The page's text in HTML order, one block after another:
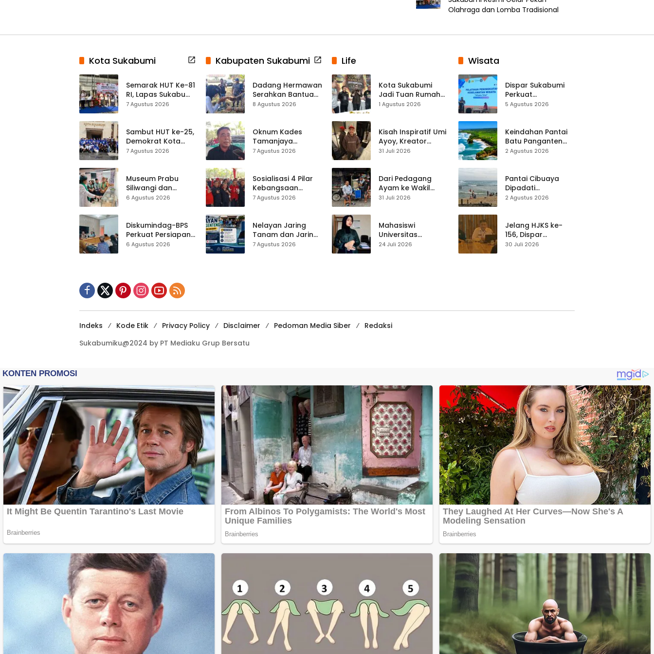
Olahraga dan Lomba Tradisional
Kota Sukabumi
Semarak HUT Ke-81
RI, Lapas Sukabumi
Resmi Gelar Pekan
7 Agustus 2026
Sambut HUT ke-25,
Demokrat Kota
Sukabumi
ASRI Lewat Aksi
Bersih Masjid
Agung
7 Agustus 2026
Museum Prabu
Siliwangi dan
Museum Keramik
Hampir 500 Koleksi
Dipisahkan
6 Agustus 2026
Diskumindag-BPS
Perkuat Persiapan
Sensus Ekonomi,
6 Agustus 2026
Kabupaten Sukabumi
Dadang Hermawan
Serahkan Bantuan
Seragam
Ciracap
8 Agustus 2026
Oknum Kades
Tamanjaya
Terjerat Kasus
Seleksi Calon
Kades Diperketat
7 Agustus 2026
Sosialisasi 4 Pilar
Kebangsaan
Digelar di
Tekankan
Pentingnya
Persatuan
7 Agustus 2026
Nelayan Jaring
Tanam dan Jaring
Obor
7 Agustus 2026
Life
Kota Sukabumi
Jadi Tuan Rumah
Kontes Batu Akik
1 Agustus 2026
Kisah Inspiratif Umi
Ayoy, Kreator
TikTok Asal
Live Streaming
31 Juli 2026
Dari Pedagang
Ayam ke Wakil
Ketua DPRD, H.
Pasar Cisaat
31 Juli 2026
Mahasiswi
Universitas
Muhammadiyah
24 Juli 2026
Wisata
Dispar Sukabumi
Perkuat
Keselamatan
Mitigasi hingga
Teknik Evakuasi
5 Agustus 2026
Keindahan Pantai
Batu Panganten
Mulai Dilirik
2 Agustus 2026
Pantai Cibuaya
Dipadati
Wisatawan,
Waspada
2 Agustus 2026
Jelang HJKS ke-
156, Dispar
Kabupaten
30 Juli 2026
Indeks Kode Etik Privacy Policy Disclaimer Pedoman Media Siber
Redaksi
Sukabumiku@2024 by PT Mediaku Grup Bersatu